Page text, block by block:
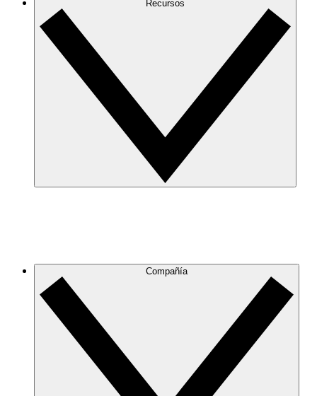
Recursos
Compañía